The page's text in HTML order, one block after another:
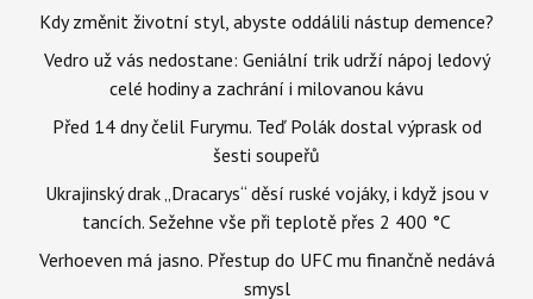
Kdy změnit životní styl, abyste oddálili nástup demence?
Vedro už vás nedostane: Geniální trik udrží nápoj ledový
celé hodiny a zachrání i milovanou kávu
Před 14 dny čelil Furymu. Teď Polák dostal výprask od
šesti soupeřů
Ukrajinský drak „Dracarys“ děsí ruské vojáky, i když jsou v
tancích. Sežehne vše při teplotě přes 2 400 °C
Verhoeven má jasno. Přestup do UFC mu finančně nedává
smysl